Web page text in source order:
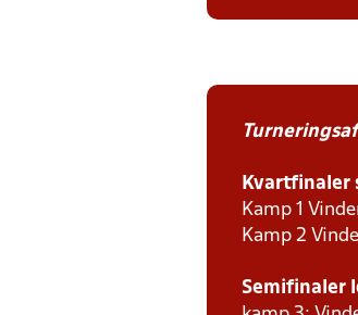
Kvartfinaler
Kamp 1
Kamp 2
Semifinaler